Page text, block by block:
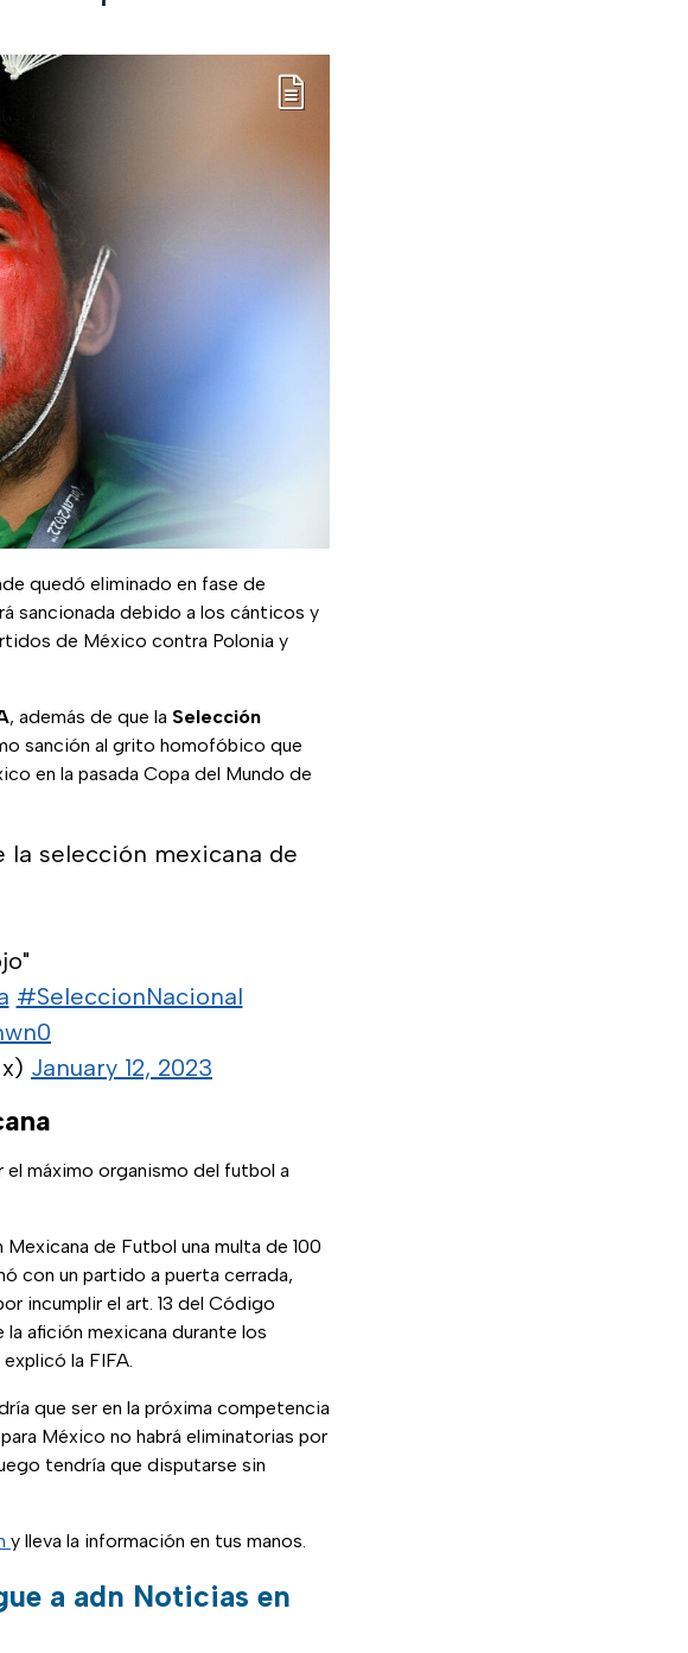
quedó eliminado en fase de
sancionada debido a los cánticos y
de México contra Polonia y
, además de que la Selección
sanción al grito homofóbico que
en la pasada Copa del Mundo de
la selección mexicana de
#SeleccionNacional
January 12, 2023
el máximo organismo del futbol a
de Futbol una multa de 100
con un partido a puerta cerrada,
incumplir el art. 13 del Código
afición mexicana durante los
la FIFA.
que ser en la próxima competencia
México no habrá eliminatorias por
tendría que disputarse sin
y lleva la información en tus manos.
a adn Noticias en